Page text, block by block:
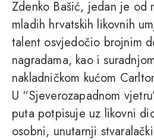
Zdenko Bašić, jedan je od
mladih hrvatskih likovnih
talent osvjedočio brojnim
nagradama, kao i
nakladničkom kućom
U “Sjeverozapadnom
puta potpisuje uz likovni
osobni, unutarnji